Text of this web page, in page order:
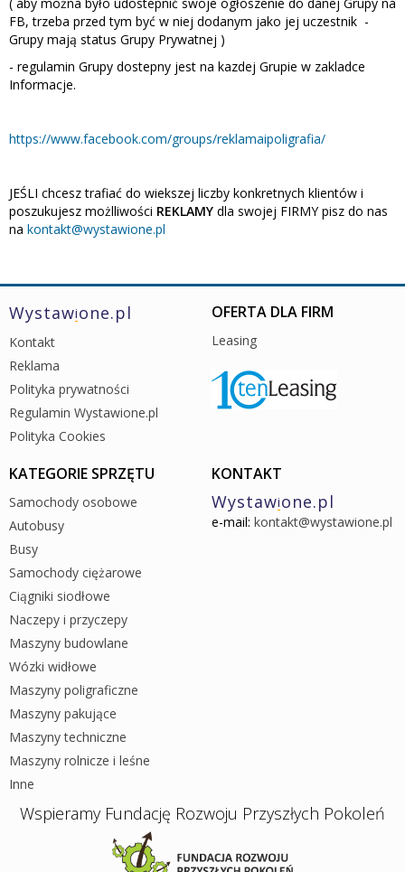
FB, trzeba przed tym być w niej dodanym jako jej uczestnik -
Grupy mają status Grupy Prywatnej )
- regulamin Grupy dostepny jest na kazdej Grupie w zakladce
Informacje.
https://www.facebook.com/groups/reklamaipoligrafia/
JEŚLI chcesz trafiać do wiekszej liczby konkretnych klientów i
poszukujesz możlliwości REKLAMY dla swojej FIRMY pisz do nas
na kontakt@wystawione.pl
Wystawione.pl
Kontakt
Reklama
Polityka prywatności
Regulamin Wystawione.pl
Polityka Cookies
OFERTA DLA FIRM
Leasing
KATEGORIE SPRZĘTU
Samochody osobowe
Autobusy
Busy
Samochody ciężarowe
Ciągniki siodłowe
Naczepy i przyczepy
Maszyny budowlane
Wózki widłowe
Maszyny poligraficzne
Maszyny pakujące
Maszyny techniczne
Maszyny rolnicze i leśne
Inne
KONTAKT
Wystawione.pl
e-mail: kontakt@wystawione.pl
Wspieramy Fundację Rozwoju Przyszłych Pokoleń